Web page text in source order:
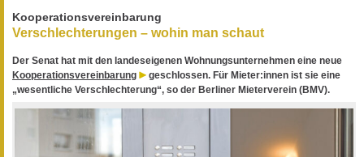
Kooperationsvereinbarung
Verschlechterungen – wohin man schaut
Der Senat hat mit den landeseigenen Wohnungsunternehmen eine neue
Kooperationsvereinbarung
geschlossen. Für Mieter:innen ist sie eine
„wesentliche Verschlechterung“, so der Berliner Mieterverein (BMV).